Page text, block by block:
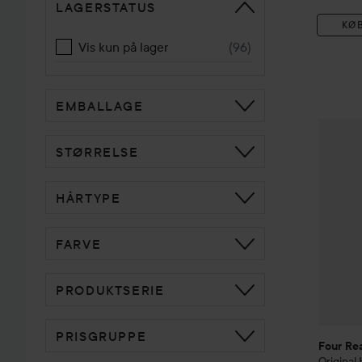
LAGERSTATUS
Vis kun på lager (96)
EMBALLAGE
STØRRELSE
HÅRTYPE
FARVE
PRODUKTSERIE
PRISGRUPPE
KØB
Four